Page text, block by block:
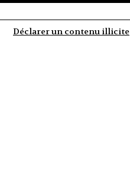
Déclarer un contenu illicite